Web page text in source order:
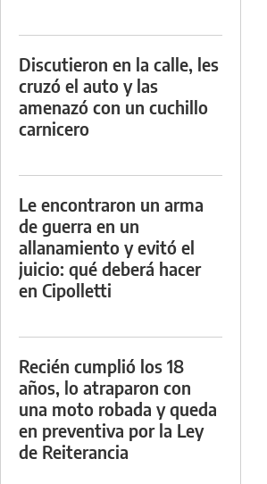
Discutieron en la calle, les
cruzó el auto y las
amenazó con un cuchillo
carnicero
Le encontraron un arma
de guerra en un
allanamiento y evitó el
juicio: qué deberá hacer
en Cipolletti
Recién cumplió los 18
años, lo atraparon con
una moto robada y queda
en preventiva por la Ley
de Reiterancia